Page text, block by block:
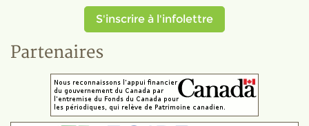
S'inscrire à l'infolettre
Partenaires